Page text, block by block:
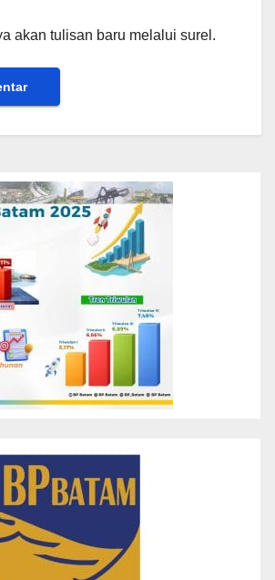
akan tulisan baru melalui surel.